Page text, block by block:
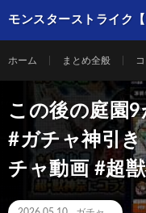
モンスターストライク
ホーム まとめ全般
この後の庭園
#ガチャ神引
チャ動画 #超